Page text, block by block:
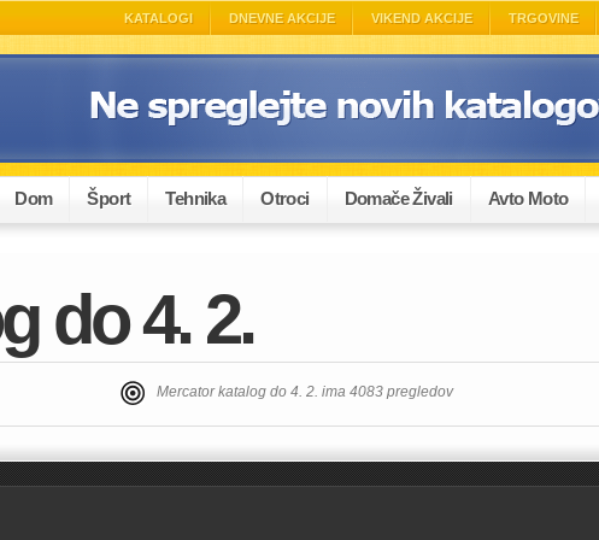
KATALOGI DNEVNE AKCIJE VIKEND AKCIJE TRGOVINE
Dom Šport Tehnika Otroci Domače Živali Avto Moto
do 4. 2.
Mercator katalog do 4. 2. ima 4083 pregledov